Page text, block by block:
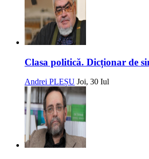
Clasa politică. Dicționar de
Andrei PLEȘU Joi, 30 Iul